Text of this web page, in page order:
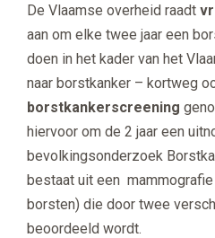
De Vlaamse overheid raadt
aan om elke twee jaar een
doen in het kader van het
naar borstkanker – kortweg
borstkankerscreening
hiervoor om de 2 jaar een
bevolkingsonderzoek
bestaat uit een
borsten) die door twee
beoordeeld wordt.